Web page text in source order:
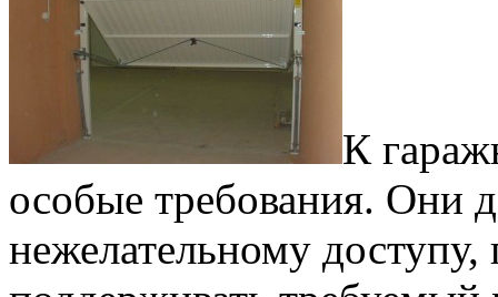
К
особые требования. Они
нежелательному доступу,